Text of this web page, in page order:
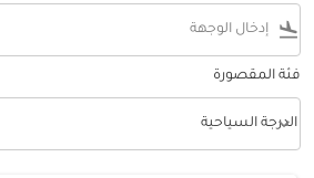
flight_land
فئة المقصورة
فئة المقصورة option الدرجة السياحية Selected
الدرجة السياحية
keyboard_arrow_down